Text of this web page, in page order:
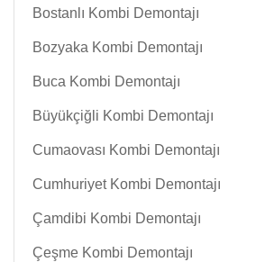
Bostanlı Kombi Demontajı
Bozyaka Kombi Demontajı
Buca Kombi Demontajı
Büyükçiğli Kombi Demontajı
Cumaovası Kombi Demontajı
Cumhuriyet Kombi Demontajı
Çamdibi Kombi Demontajı
Çeşme Kombi Demontajı